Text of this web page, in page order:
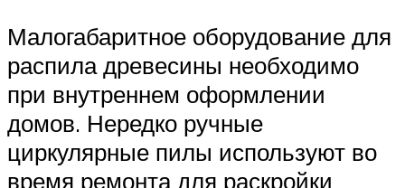
Малогабаритное оборудование для
распила древесины необходимо
при внутреннем оформлении
домов. Нередко ручные
циркулярные пилы используют во
время ремонта для раскройки